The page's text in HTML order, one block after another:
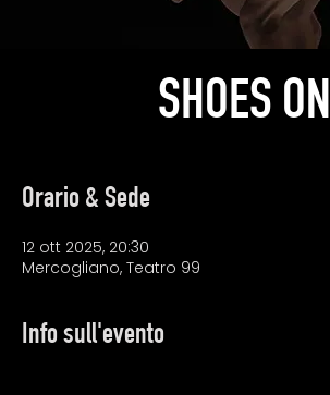
SHOES ON
Orario & Sede
12 ott 2025, 20:30
Mercogliano, Teatro 99
Info sull'evento